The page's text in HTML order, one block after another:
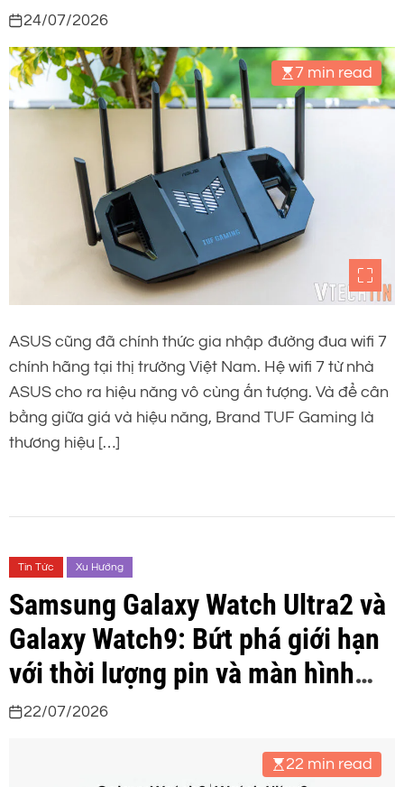
24/07/2026
7 min read
ASUS cũng đã chính thức gia nhập đường đua wifi 7
chính hãng tại thị trường Việt Nam. Hệ wifi 7 từ nhà
ASUS cho ra hiệu năng vô cùng ấn tượng. Và để cân
bằng giữa giá và hiệu năng, Brand TUF Gaming là
thương hiệu […]
Tin Tức Xu Hướng
Samsung Galaxy Watch Ultra2 và
Galaxy Watch9: Bứt phá giới hạn
với thời lượng pin và màn hình
nâng cấp vượt trội
22/07/2026
22 min read